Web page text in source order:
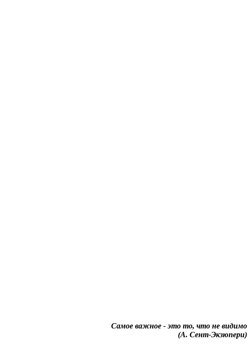
Самое важное - это то, что не видимо
(А. Сент-Экзюпери)